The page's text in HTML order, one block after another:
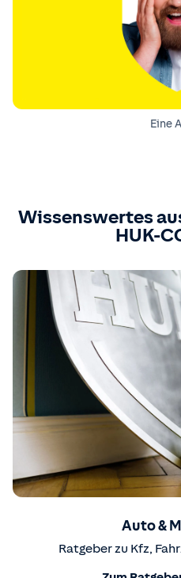
Eine
Wissenswertes
HUK-
Auto &
Ratgeber zu Kfz,